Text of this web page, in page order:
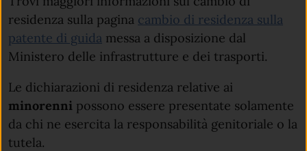
residenza sulla pagina cambio di residenza sulla
patente di guida messa a disposizione dal
Ministero delle infrastrutture e dei trasporti.
Le dichiarazioni di residenza relative ai
minorenni possono essere presentate solamente
da chi ne esercita la responsabilità genitoriale o la
tutela.